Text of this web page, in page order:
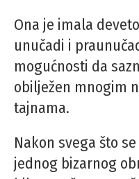
Ona je imala
unučadi i
mogućnosti da
obilježen mnogim
tajnama.
Nakon svega što
jednog bizarnog